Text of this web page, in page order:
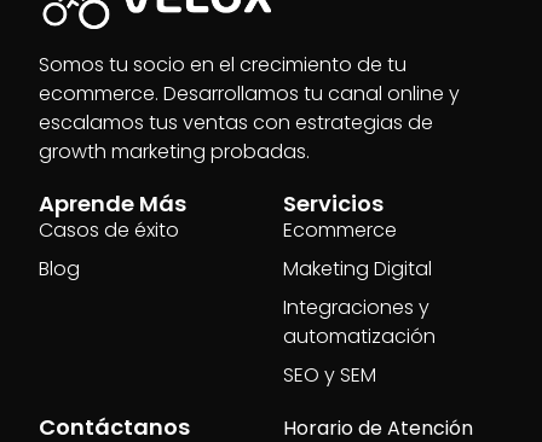
Somos tu socio en el crecimiento de tu
ecommerce. Desarrollamos tu canal online y
escalamos tus ventas con estrategias de
growth marketing probadas.
Aprende Más
Casos de éxito
Blog
Servicios
Ecommerce
Maketing Digital
Integraciones y
automatización
SEO y SEM
Contáctanos Horario de Atención